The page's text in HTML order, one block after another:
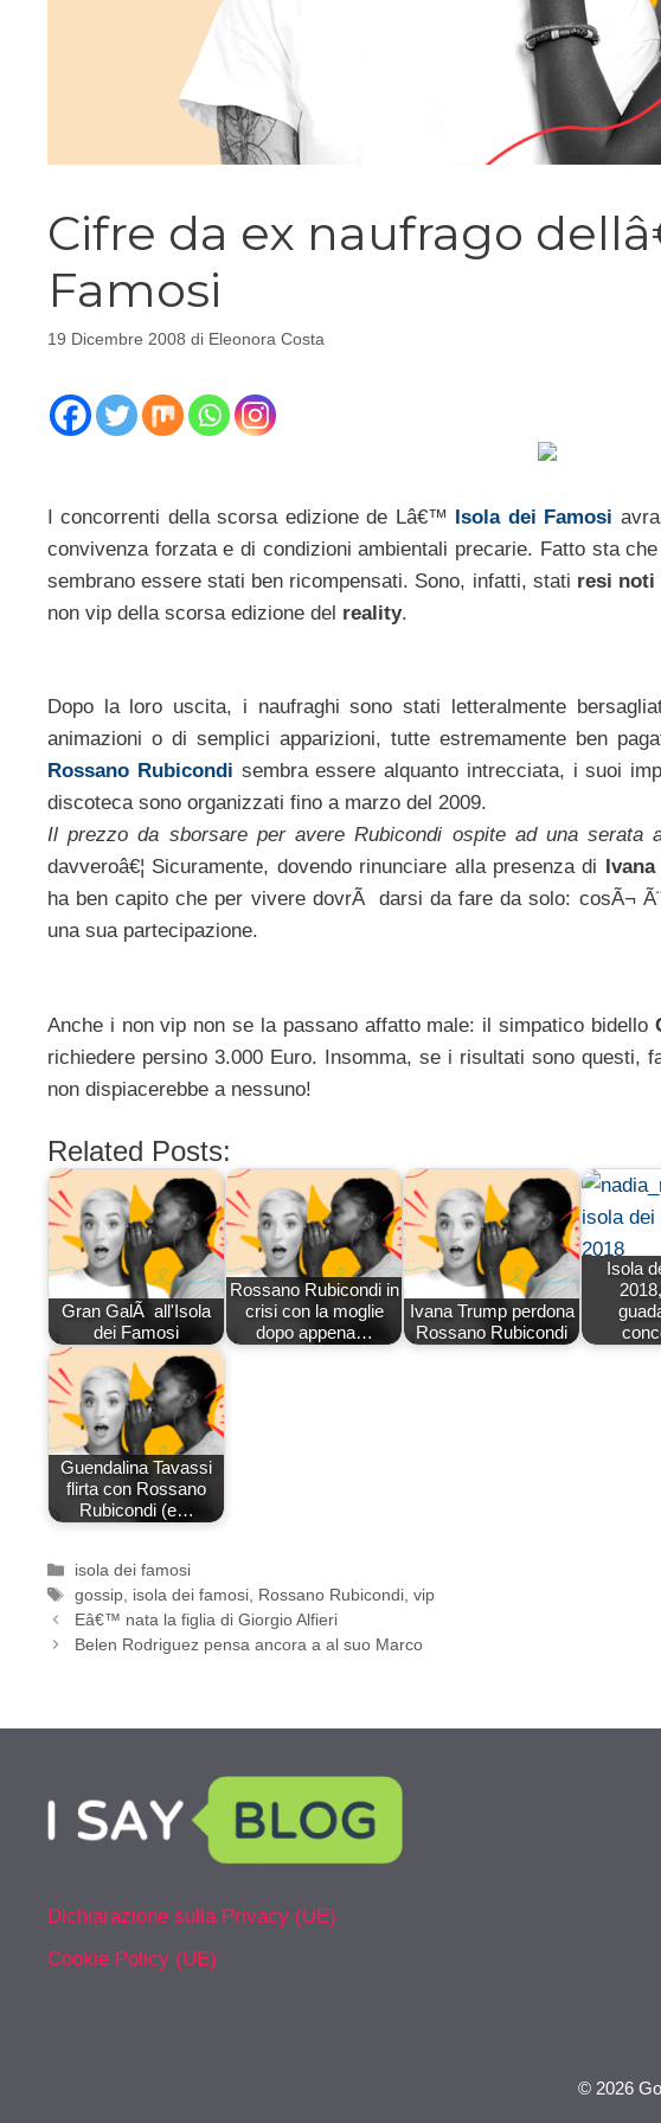
Cifre da ex naufrago
Famosi
19 Dicembre 2008 di Eleonora Costa
I concorrenti della scorsa edizione de Lâ€™ Isola dei Famosi
convivenza forzata e di condizioni ambientali precarie. Fatto sta
sembrano essere stati ben ricompensati. Sono, infatti, stati resi noti
non vip della scorsa edizione del reality.
Dopo la loro uscita, i naufraghi sono stati letteralmente
animazioni o di semplici apparizioni, tutte estremamente ben
Rossano Rubicondi sembra essere alquanto intrecciata, i suoi
discoteca sono organizzati fino a marzo del 2009.
Il prezzo da sborsare per avere Rubicondi ospite ad una serata
davveroâ€¦ Sicuramente, dovendo rinunciare alla presenza di
ha ben capito che per vivere dovrÃ darsi da fare da solo: cosÃ¬
una sua partecipazione.
Anche i non vip non se la passano affatto male: il simpatico bidello
richiedere persino 3.000 Euro. Insomma, se i risultati sono questi,
non dispiacerebbe a nessuno!
Related Posts:
Gran GalÃ all'Isola
dei Famosi
Rossano Rubicondi in
crisi con la moglie
dopo appena…
Ivana Trump perdona
Rossano Rubicondi
Isola
Guendalina Tavassi
flirta con Rossano
Rubicondi (e…
Categorie
isola dei famosi
Tag
gossip, isola dei famosi, Rossano Rubicondi,vip
Eâ€™ nata la figlia di Giorgio Alfieri
Belen Rodriguez pensa ancora a al suo Marco
Dichiarazione sulla Privacy (UE)
Cookie Policy (UE)
© 2026